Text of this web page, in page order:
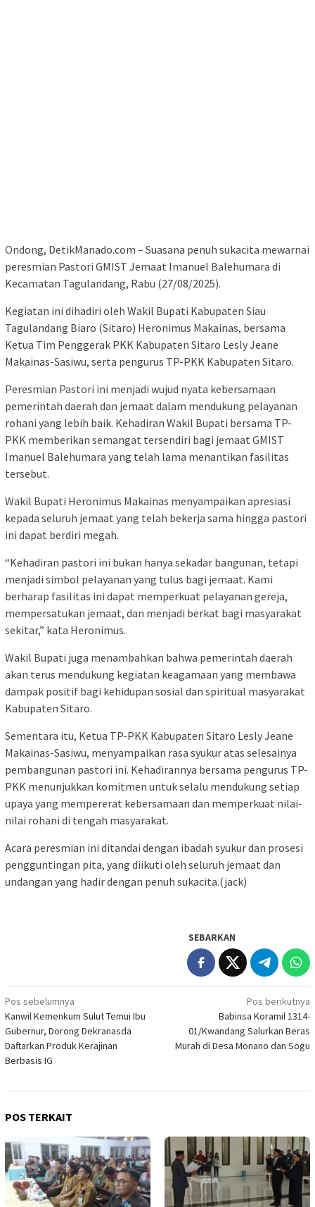
Ondong, DetikManado.com – Suasana penuh sukacita mewarnai
peresmian Pastori GMIST Jemaat Imanuel Balehumara di
Kecamatan Tagulandang, Rabu (27/08/2025).
Kegiatan ini dihadiri oleh Wakil Bupati Kabupaten Siau
Tagulandang Biaro (Sitaro) Heronimus Makainas, bersama
Ketua Tim Penggerak PKK Kabupaten Sitaro Lesly Jeane
Makainas-Sasiwu, serta pengurus TP-PKK Kabupaten Sitaro.
Peresmian Pastori ini menjadi wujud nyata kebersamaan
pemerintah daerah dan jemaat dalam mendukung pelayanan
rohani yang lebih baik. Kehadiran Wakil Bupati bersama TP-
PKK memberikan semangat tersendiri bagi jemaat GMIST
Imanuel Balehumara yang telah lama menantikan fasilitas
tersebut.
Wakil Bupati Heronimus Makainas menyampaikan apresiasi
kepada seluruh jemaat yang telah bekerja sama hingga pastori
ini dapat berdiri megah.
“Kehadiran pastori ini bukan hanya sekadar bangunan, tetapi
menjadi simbol pelayanan yang tulus bagi jemaat. Kami
berharap fasilitas ini dapat memperkuat pelayanan gereja,
mempersatukan jemaat, dan menjadi berkat bagi masyarakat
sekitar,” kata Heronimus.
Wakil Bupati juga menambahkan bahwa pemerintah daerah
akan terus mendukung kegiatan keagamaan yang membawa
dampak positif bagi kehidupan sosial dan spiritual masyarakat
Kabupaten Sitaro.
Sementara itu, Ketua TP-PKK Kabupaten Sitaro Lesly Jeane
Makainas-Sasiwu, menyampaikan rasa syukur atas selesainya
pembangunan pastori ini. Kehadirannya bersama pengurus TP-
PKK menunjukkan komitmen untuk selalu mendukung setiap
upaya yang mempererat kebersamaan dan memperkuat nilai-
nilai rohani di tengah masyarakat.
Acara peresmian ini ditandai dengan ibadah syukur dan prosesi
pengguntingan pita, yang diikuti oleh seluruh jemaat dan
undangan yang hadir dengan penuh sukacita.(jack)
SEBARKAN
Navigasi
pos
Pos sebelumnya
Kanwil Kemenkum Sulut Temui Ibu
Gubernur, Dorong Dekranasda
Daftarkan Produk Kerajinan
Berbasis IG
Pos berikutnya
Babinsa Koramil 1314-
01/Kwandang Salurkan Beras
Murah di Desa Monano dan Sogu
POS TERKAIT